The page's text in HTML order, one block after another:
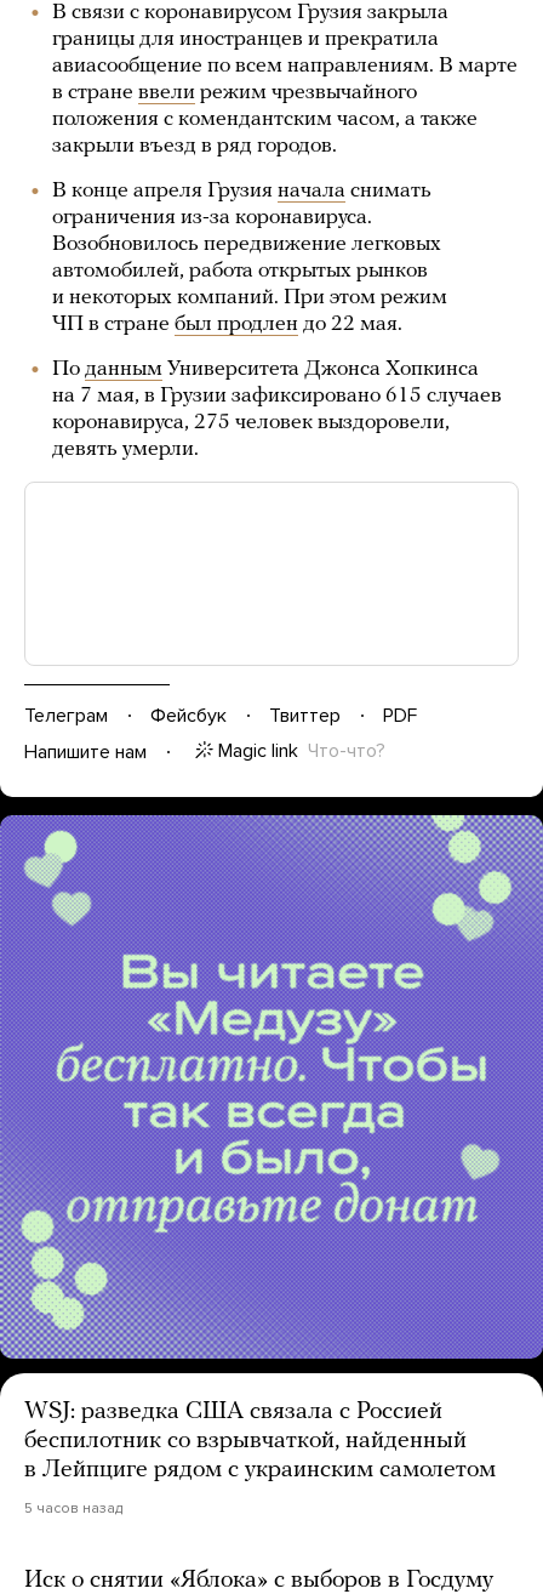
В связи с коронавирусом Грузия закрыла
границы для иностранцев и прекратила
авиасообщение по всем направлениям. В марте
в стране ввели режим чрезвычайного
положения с комендантским часом, а также
закрыли въезд в ряд городов.
В конце апреля Грузия начала снимать
ограничения из-за коронавируса.
Возобновилось передвижение легковых
автомобилей, работа открытых рынков
и некоторых компаний. При этом режим
ЧП в стране был продлен до 22 мая.
По данным Университета Джонса Хопкинса
на 7 мая, в Грузии зафиксировано 615 случаев
коронавируса, 275 человек выздоровели,
девять умерли.
Телеграм Фейсбук Твиттер
PDF
Напишите нам
Magic link Что-что?
WSJ: разведка США связала с Россией
беспилотник со взрывчаткой, найденный
в Лейпциге рядом с украинским самолетом
5 часов назад
Иск о снятии «Яблока» с выборов в Госдуму